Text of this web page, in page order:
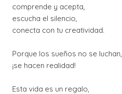
comprende y acepta,
escucha el silencio,
conecta con tu creatividad.
Porque los sueños no se luchan,
¡se hacen realidad!
Esta vida es un regalo,